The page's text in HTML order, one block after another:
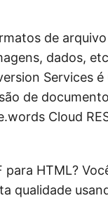
de
dados,
Services
de
Cloud
para HTML?
qualidade